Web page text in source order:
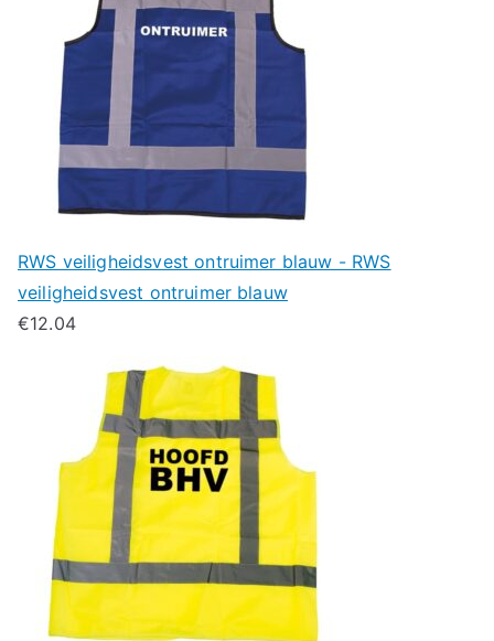
RWS veiligheidsvest ontruimer blauw - RWS
veiligheidsvest ontruimer blauw
€12.04